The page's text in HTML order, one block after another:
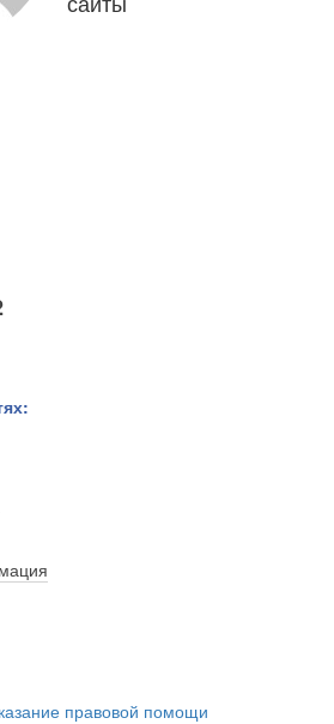
правовой помощи